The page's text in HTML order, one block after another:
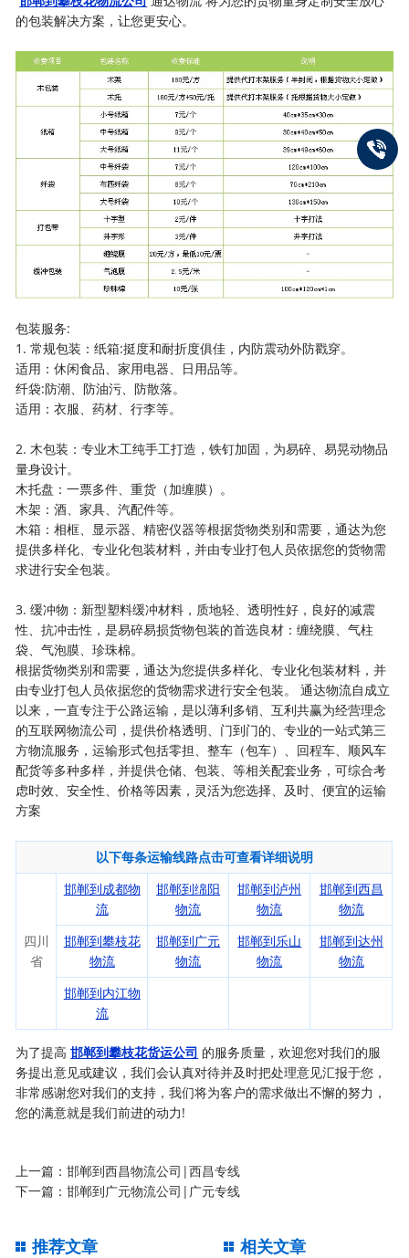
的包装解决方案，让您更安心。
包装服务:
1. 常规包装：纸箱:挺度和耐折度俱佳，内防震动外防戳穿。
适用：休闲食品、家用电器、日用品等。
纤袋:防潮、防油污、防散落。
适用：衣服、药材、行李等。
2. 木包装：专业木工纯手工打造，铁钉加固，为易碎、易晃动物品
量身设计。
木托盘：一票多件、重货（加缠膜）。
木架：酒、家具、汽配件等。
木箱：相框、显示器、精密仪器等根据货物类别和需要，通达为您
提供多样化、专业化包装材料，并由专业打包人员依据您的货物需
求进行安全包装。
3. 缓冲物：新型塑料缓冲材料，质地轻、透明性好，良好的减震
性、抗冲击性，是易碎易损货物包装的首选良材：缠绕膜、气柱
袋、气泡膜、珍珠棉。
根据货物类别和需要，通达为您提供多样化、专业化包装材料，并
由专业打包人员依据您的货物需求进行安全包装。 通达物流自成立
以来，一直专注于公路运输，是以薄利多销、互利共赢为经营理念
的互联网物流公司，提供价格透明、门到门的、专业的一站式第三
方物流服务，运输形式包括零担、整车（包车）、回程车、顺风车
配货等多种多样，并提供仓储、包装、等相关配套业务，可综合考
虑时效、安全性、价格等因素，灵活为您选择、及时、便宜的运输
方案
以下每条运输线路点击可查看详细说明
四川
省
邯郸到成都物
流
邯郸到绵阳
物流
邯郸到泸州
物流
邯郸到西昌
物流
邯郸到攀枝花
物流
邯郸到广元
物流
邯郸到乐山
物流
邯郸到达州
物流
邯郸到内江物
流
为了提高邯郸到攀枝花货运公司 的服务质量，欢迎您对我们的服
务提出意见或建议，我们会认真对待并及时把处理意见汇报于您，
非常感谢您对我们的支持，我们将为客户的需求做出不懈的努力，
您的满意就是我们前进的动力!
上一篇：邯郸到西昌物流公司|西昌专线
下一篇：邯郸到广元物流公司|广元专线
推荐文章 相关文章